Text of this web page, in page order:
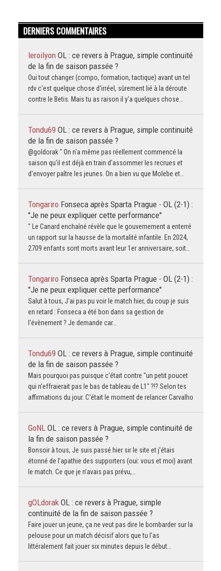
DERNIERS COMMENTAIRES
leroilyon OL : ce revers à Prague, simple continuité
de la fin de saison passée ?
Oui tout changer (compo, formation, tactique) avant un tel
rdv c'est quelque chose d'irréel, sûrement lié à la déroute
contre le Betis. Mais tu as raison il y'a quelques chose…
Tondu69 OL : ce revers à Prague, simple continuité
de la fin de saison passée ?
@goldorak " On n'a même pas réellement commencé la
saison qu'il est déjà en train d'assommer les recrues et
d'envoyer paître les jeunes. On a bien vu que Molebe et…
Tongariro Fonseca après Sparta Prague - OL (2-1) :
"Je ne peux expliquer cette performance"
" Le Canard enchaîné révèle que le gouvernement a enterré
un rapport sur la hausse de la mortalité infantile. En 2024,
2709 enfants sont morts avant leur 1er anniversaire, soit…
Tongariro Fonseca après Sparta Prague - OL (2-1) :
"Je ne peux expliquer cette performance"
Salut à tous, J'ai pas pu voir le match hier, du coup je suis
en retard : Fonseca a été bon dans sa gestion de
l'évènement ? Je demande car…
Tondu69 OL : ce revers à Prague, simple continuité
de la fin de saison passée ?
Mais pourquoi pas puisque c'était contre "un petit poucet
qui n’effraierait pas le bas de tableau de L1" ?!? Selon tes
affirmations du jour. C'était le moment de relancer Carvalho
GoNL OL : ce revers à Prague, simple continuité de
la fin de saison passée ?
Bonsoir à tous, Je suis passé hier sir le site et j’étais
étonné de l’apathie des supporters (oui: vous et moi) avant
le match. Ce que je n’avais pas prévu,…
gOLdorak OL : ce revers à Prague, simple
continuité de la fin de saison passée ?
Faire jouer un jeune, ça ne veut pas dire le bombarder sur la
pelouse pour un match décisif alors que tu l'as
littéralement fait jouer six minutes depuis le début…